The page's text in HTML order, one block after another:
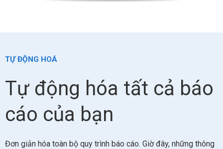
TỰ ĐỘNG HOÁ
Tự động hóa tất cả báo
cáo của bạn
Đơn giản hóa toàn bộ quy trình báo cáo. Giờ đây, những thông